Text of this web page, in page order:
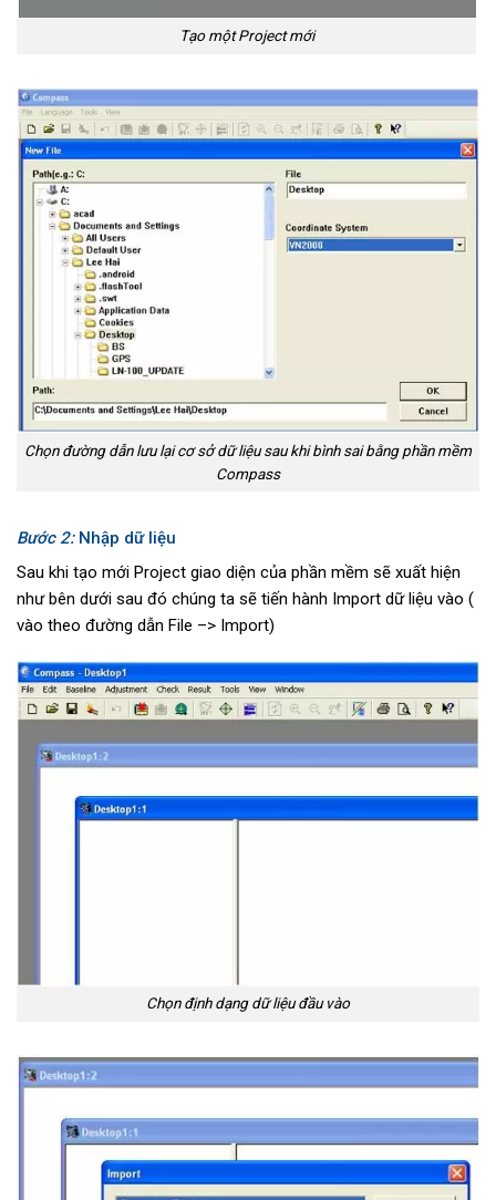
Tạo một Project mới
Chọn đường dẫn lưu lại cơ sở dữ liệu sau khi bình sai bằng phần mềm
Compass
Bước 2:Nhập dữ liệu
Sau khi tạo mới Project giao diện của phần mềm sẽ xuất hiện
như bên dưới sau đó chúng ta sẽ tiến hành Import dữ liệu vào (
vào theo đường dẫn File –> Import)
Chọn định dạng dữ liệu đầu vào